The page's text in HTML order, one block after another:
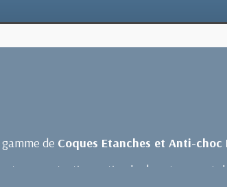
de Coques Etanches et Anti-
une protection optimale de votre